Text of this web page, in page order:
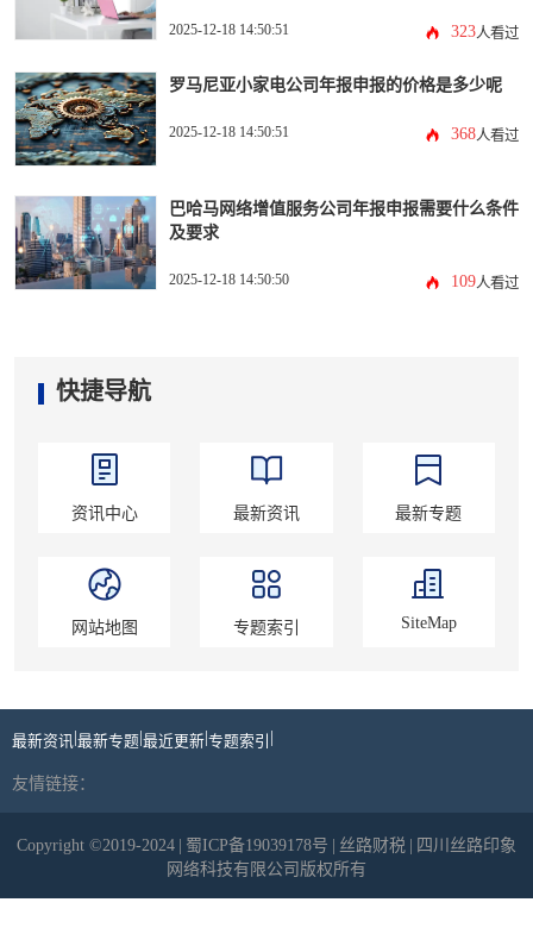
2025-12-18 14:50:51 323人看过
罗马尼亚小家电公司年报申报的价格是多少呢
2025-12-18 14:50:51 368人看过
巴哈马网络增值服务公司年报申报需要什么条件
及要求
2025-12-18 14:50:50 109人看过
快捷导航
资讯中心 最新资讯 最新专题
网站地图 专题索引 SiteMap
最新资讯 最新专题 最近更新 专题索引
友情链接：
Copyright ©2019-2024 蜀ICP备19039178号 丝路财税
四川丝路印象
网络科技有限公司版权所有